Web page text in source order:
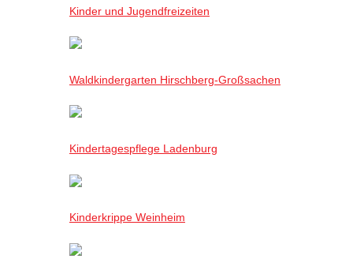
Kinder und Jugendfreizeiten
Waldkindergarten Hirschberg-Großsachen
Kindertagespflege Ladenburg
Kinderkrippe Weinheim